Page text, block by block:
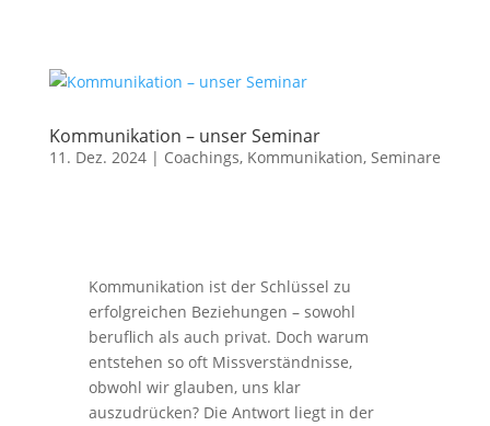
Kommunikation – unser Seminar
11. Dez. 2024| Coachings, Kommunikation, Seminare
Kommunikation ist der Schlüssel zu
erfolgreichen Beziehungen – sowohl
beruflich als auch privat. Doch warum
entstehen so oft Missverständnisse,
obwohl wir glauben, uns klar
auszudrücken? Die Antwort liegt in der